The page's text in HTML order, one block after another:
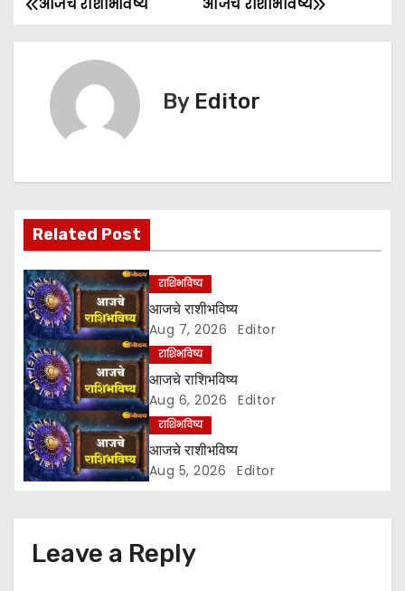
P
o
v
i
g
a
t
i
o
आजचे राशीभविष्य
आजचे राशीभविष्य
By Editor
Related Post
राशिभविष्य
आजचे राशीभविष्य
Aug 7, 2026 Editor
राशिभविष्य
आजचे राशिभविष्य
Aug 6, 2026 Editor
राशिभविष्य
आजचे राशीभविष्य
Aug 5, 2026 Editor
Leave a Reply